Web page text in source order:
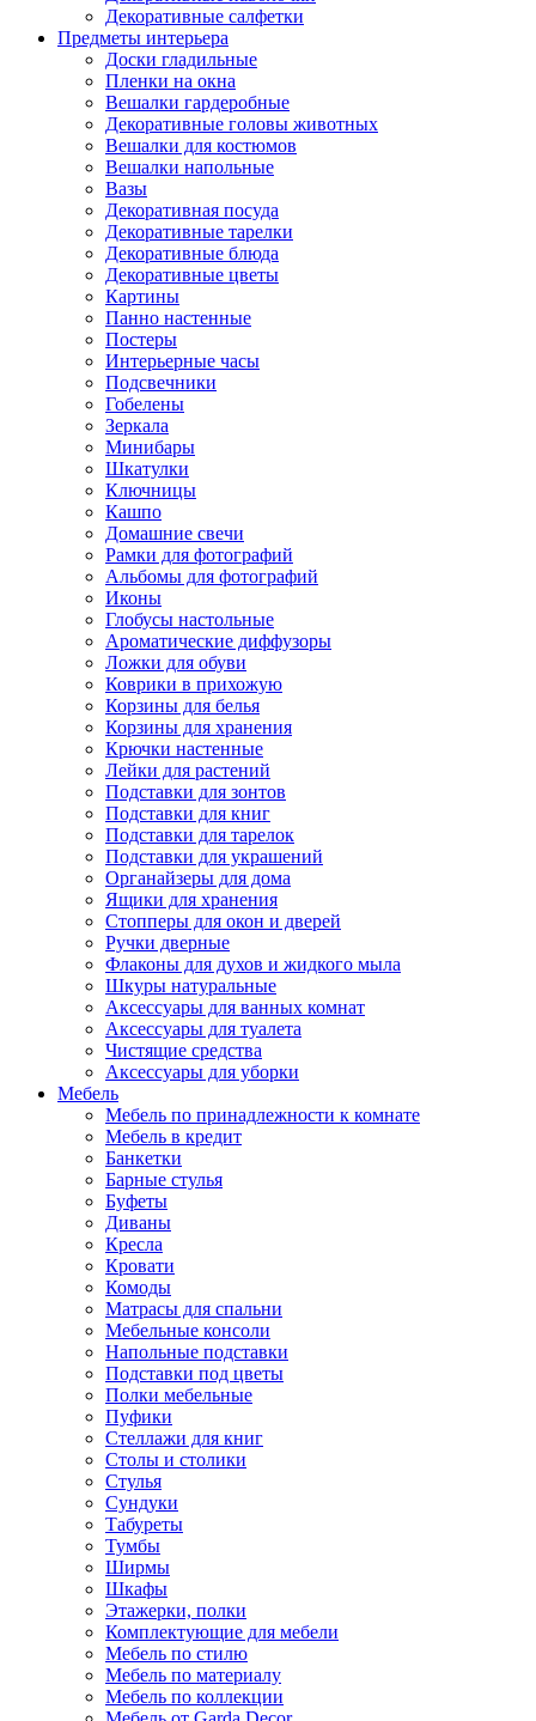
Декоративные салфетки
Предметы интерьера
Доски гладильные
Пленки на окна
Вешалки гардеробные
Декоративные головы животных
Вешалки для костюмов
Вешалки напольные
Вазы
Декоративная посуда
Декоративные тарелки
Декоративные блюда
Декоративные цветы
Картины
Панно настенные
Постеры
Интерьерные часы
Подсвечники
Гобелены
Зеркала
Минибары
Шкатулки
Ключницы
Кашпо
Домашние свечи
Рамки для фотографий
Альбомы для фотографий
Иконы
Глобусы настольные
Ароматические диффузоры
Ложки для обуви
Коврики в прихожую
Корзины для белья
Корзины для хранения
Крючки настенные
Лейки для растений
Подставки для зонтов
Подставки для книг
Подставки для тарелок
Подставки для украшений
Органайзеры для дома
Ящики для хранения
Стопперы для окон и дверей
Ручки дверные
Флаконы для духов и жидкого мыла
Шкуры натуральные
Аксессуары для ванных комнат
Аксессуары для туалета
Чистящие средства
Аксессуары для уборки
Мебель
Мебель по принадлежности к комнате
Мебель в кредит
Банкетки
Барные стулья
Буфеты
Диваны
Кресла
Кровати
Комоды
Матрасы для спальни
Мебельные консоли
Напольные подставки
Подставки под цветы
Полки мебельные
Пуфики
Стеллажи для книг
Столы и столики
Стулья
Сундуки
Табуреты
Тумбы
Ширмы
Шкафы
Этажерки, полки
Комплектующие для мебели
Мебель по стилю
Мебель по материалу
Мебель по коллекции